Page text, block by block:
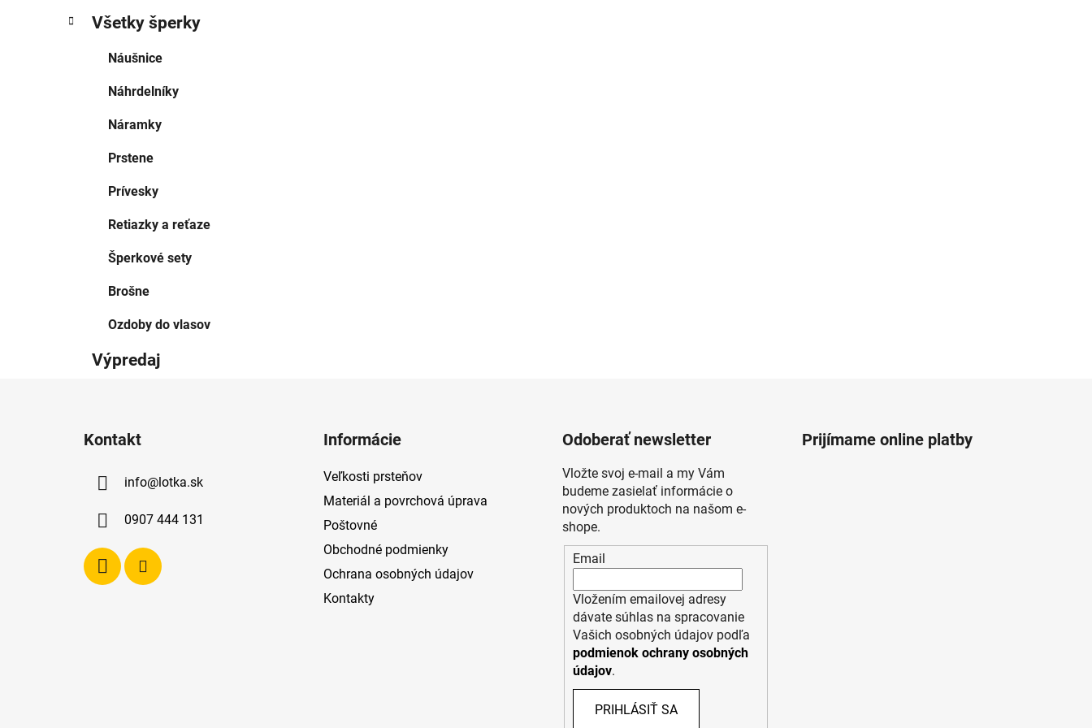
Všetky šperky
Náušnice
Náhrdelníky
Náramky
Prstene
Prívesky
Retiazky a reťaze
Šperkové sety
Brošne
Ozdoby do vlasov
Výpredaj
Kontakt
info@lotka.sk
0907 444 131
Informácie
Veľkosti prsteňov
Materiál a povrchová úprava
Poštovné
Obchodné podmienky
Ochrana osobných údajov
Kontakty
Odoberať newsletter
Vložte svoj e-mail a my Vám
budeme zasielať informácie o
nových produktoch na našom e-
shope.
Email
Vložením emailovej adresy
dávate súhlas na spracovanie
Vašich osobných údajov podľa
podmienok ochrany osobných
údajov.
PRIHLÁSIŤ SA
Prijímame online platby